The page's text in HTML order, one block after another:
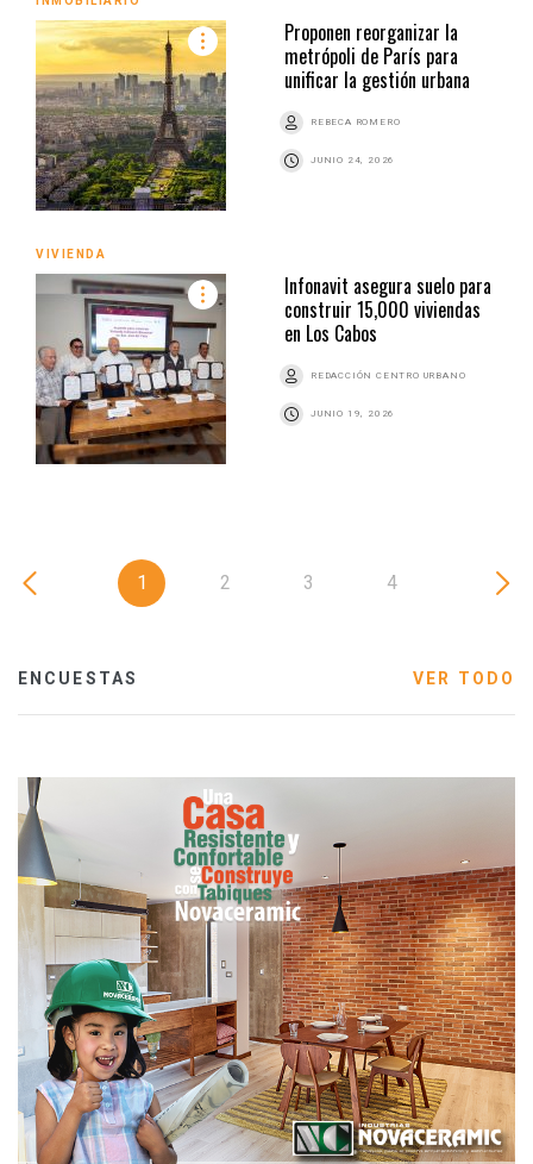
Proponen reorganizar la
metrópoli de París para
unificar la gestión urbana
REBECA ROMERO
JUNIO 24, 2026
VIVIENDA
Infonavit asegura suelo para
construir 15,000 viviendas
en Los Cabos
REDACCIÓN CENTRO URBANO
JUNIO 19, 2026
1 2 3 4
ENCUESTAS VER TODO